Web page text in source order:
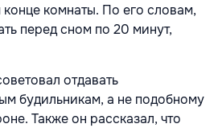
конце комнаты. По его словам,
перед сном по 20 минут,
отдавать
будильникам, а не подобному
Также он рассказал, что